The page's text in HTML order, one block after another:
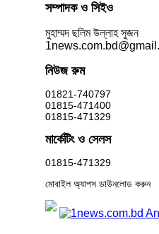
সম্পাদক ও সিইও
মুহাম্মদ ছলিম উল্লাহ সুজন
নিউজ রুম
01821-740797
01815-471400
01815-471329
মার্কেটিং ও সেলস
01815-471329
মোবাইল অ্যাপস ডাউনলোড করুন